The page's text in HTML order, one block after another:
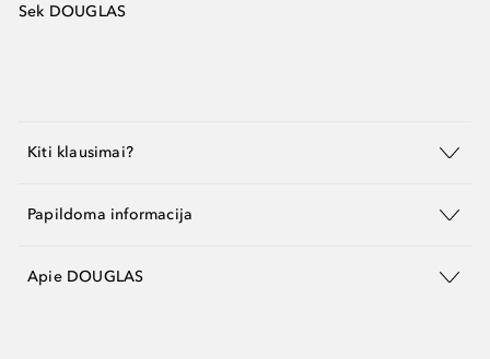
Sek DOUGLAS
Kiti klausimai?
Papildoma informacija
Apie DOUGLAS